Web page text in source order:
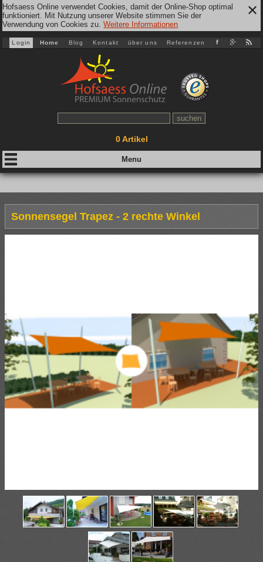
Hofsaess Online verwendet Cookies, damit der Online-Shop optimal
funktioniert. Mit Nutzung unserer Website stimmen Sie der
Verwendung von Cookies zu.Weitere Informationen
✕
Login Home Blog Kontakt über uns Referenzen
0Artikel
Sonnensegel Trapez - 2 rechte Winkel